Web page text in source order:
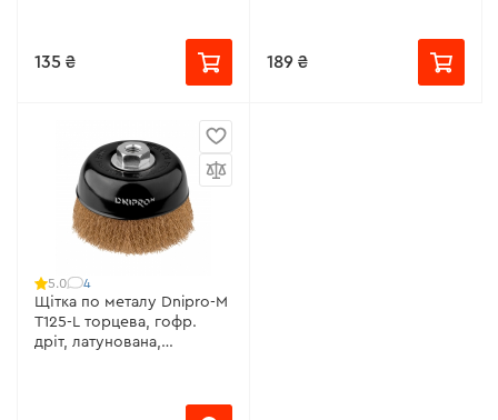
135 ₴ 189 ₴
5.0 4
Щітка по металу Dnipro-M
Т125-L торцева, гофр.
дріт, латунована,